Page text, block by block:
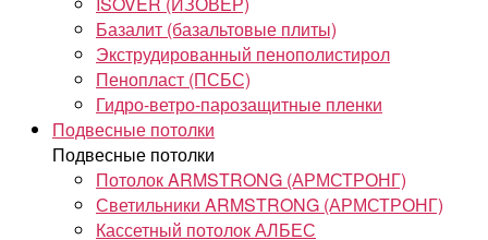
Базалит (базальтовые плиты)
Экструдированный пенополистирол
Пенопласт (ПСБС)
Гидро-ветро-парозащитные пленки
Подвесные потолки
Подвесные потолки
Потолок ARMSTRONG (АРМСТРОНГ)
Светильники ARMSTRONG (АРМСТРОНГ)
Кассетный потолок АЛБЕС